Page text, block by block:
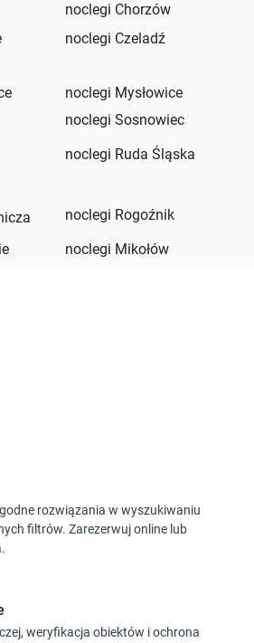
noclegi Chorzów
noclegi Czeladź
noclegi Mysłowice
noclegi Sosnowiec
noclegi Ruda Śląska
noclegi Rogoźnik
noclegi Mikołów
rozwiązania w wyszukiwaniu
filtrów. Zarezerwuj online lub
weryfikacja obiektów i ochrona